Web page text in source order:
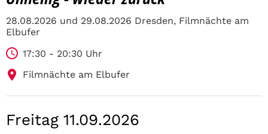
28.08.2026 und 29.08.2026 Dresden, Filmnächte am
Elbufer
17:30 - 20:30 Uhr
Filmnächte am Elbufer
Freitag 11.09.2026